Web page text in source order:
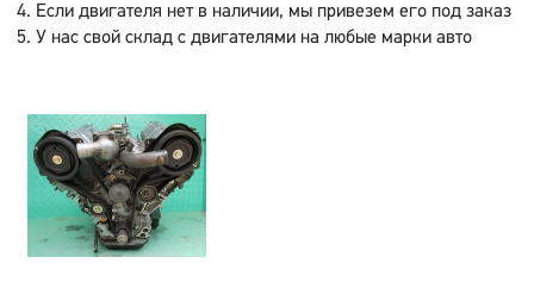
Если двигателя нет в наличии, мы привезем его под заказ
У нас свой склад с двигателями на любые марки авто